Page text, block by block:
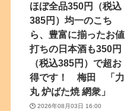
ほぼ全品350円（税込
385円）均一のこち
ら、豊富に揃ったお値
打ちの日本酒も350円
（税込385円）で超お
得です！ 梅田 「力
丸 炉ばた焼 網衆」
2026年08月03日 16:00